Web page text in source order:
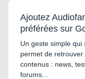
Ajoutez
préférées sur
Un geste simple qui
permet de
contenus : news,
forums...